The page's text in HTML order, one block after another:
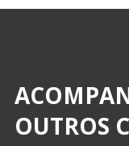
OUTROS